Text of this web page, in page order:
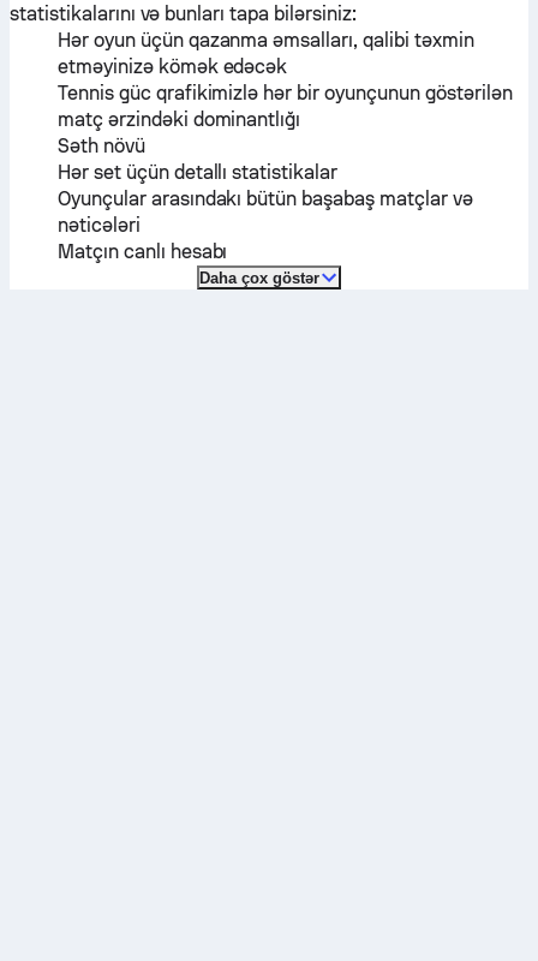
statistikalarını və bunları tapa bilərsiniz:
Hər oyun üçün qazanma əmsalları, qalibi təxmin
etməyinizə kömək edəcək
Tennis güc qrafikimizlə hər bir oyunçunun göstərilən
matç ərzindəki dominantlığı
Səth növü
Hər set üçün detallı statistikalar
Oyunçular arasındakı bütün başabaş matçlar və
nəticələri
Matçın canlı hesabı
Daha çox göstər